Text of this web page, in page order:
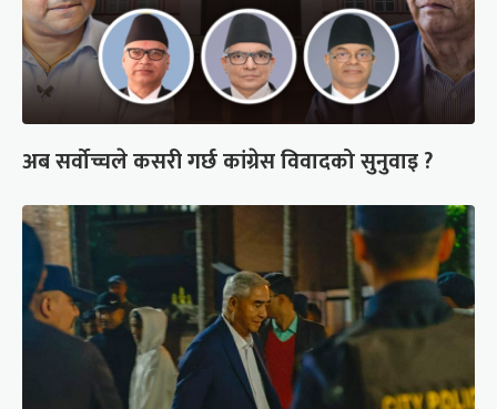
अब सर्वोच्चले कसरी गर्छ कांग्रेस विवादको सुनुवाइ ?